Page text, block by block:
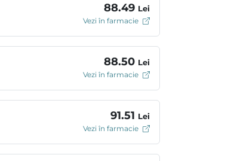
88.49 Lei
Vezi în farmacie
88.50 Lei
Vezi în farmacie
91.51 Lei
Vezi în farmacie